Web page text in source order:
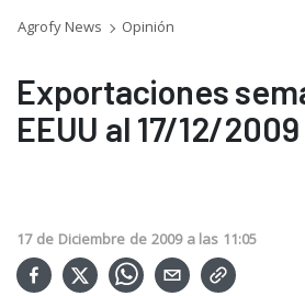
Agrofy News Opinión
Exportaciones
EEUU al 17/12/2009
17 de Diciembre de 2009 a las 11:05